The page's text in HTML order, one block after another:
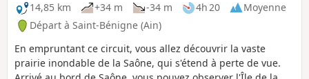
14,85 km
+34 m -34 m 4h 20
Moyenne
Départ à Saint-Bénigne (Ain)
En empruntant ce circuit, vous allez découvrir la vaste
prairie inondable de la Saône, qui s'étend à perte de vue.